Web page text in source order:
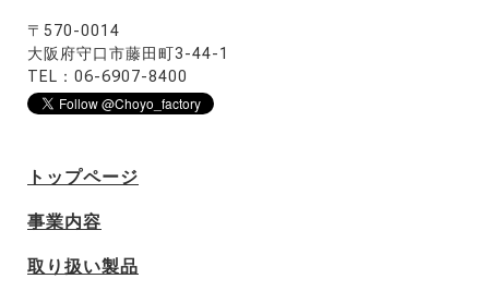
〒570-0014
大阪府守口市藤田町3-44-1
TEL：06-6907-8400
トップページ
事業内容
取り扱い製品